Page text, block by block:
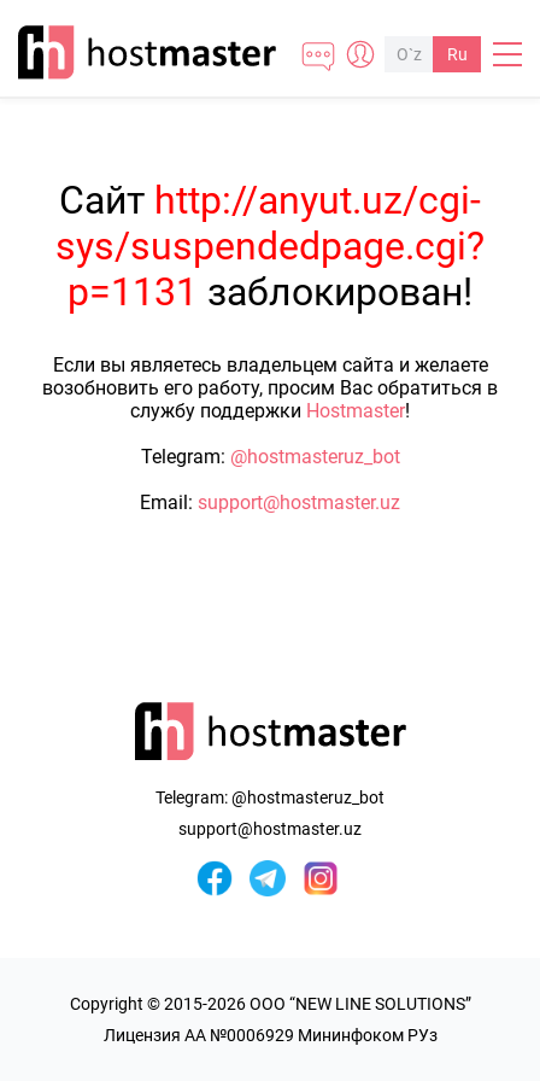
O`z Ru
Сайт http://anyut.uz/cgi-
sys/suspendedpage.cgi?
p=1131 заблокирован!
Если вы являетесь владельцем сайта и желаете
возобновить его работу, просим Вас обратиться в
службу поддержки Hostmaster!
Telegram: @hostmasteruz_bot
Email: support@hostmaster.uz
Telegram:@hostmasteruz_bot
support@hostmaster.uz
Copyright © 2015-2026 OOO “NEW LINE SOLUTIONS”
Лицензия AA №0006929 Мининфоком РУз